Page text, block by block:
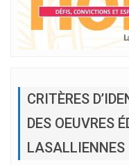
CRITÈRES
DES OEUVRES
LASALLIENNES